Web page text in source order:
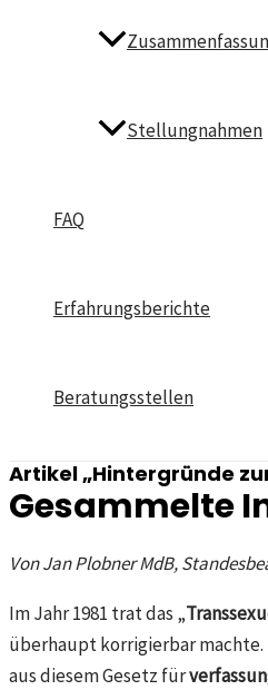
Stellungnahmen
FAQ
Erfahrungsberichte
Beratungsstellen
Artikel „Hintergründe
Gesammelte
Von Jan Plobner MdB,
Im Jahr 1981 trat das „
überhaupt korrigierbar
aus diesem Gesetz für